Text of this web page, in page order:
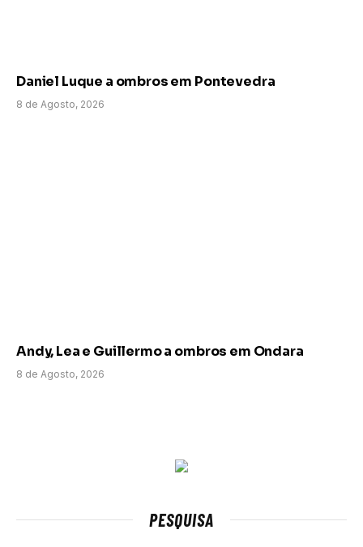
Daniel Luque a ombros em Pontevedra
8 de Agosto, 2026
Andy, Lea e Guillermo a ombros em Ondara
8 de Agosto, 2026
PESQUISA